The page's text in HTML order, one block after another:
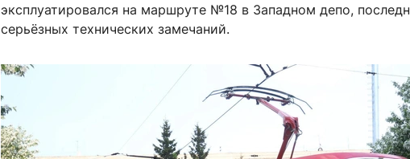
эксплуатировался на маршруте №18 в Западном депо,
серьёзных технических замечаний.